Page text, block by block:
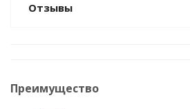
Отзывы
Преимущество